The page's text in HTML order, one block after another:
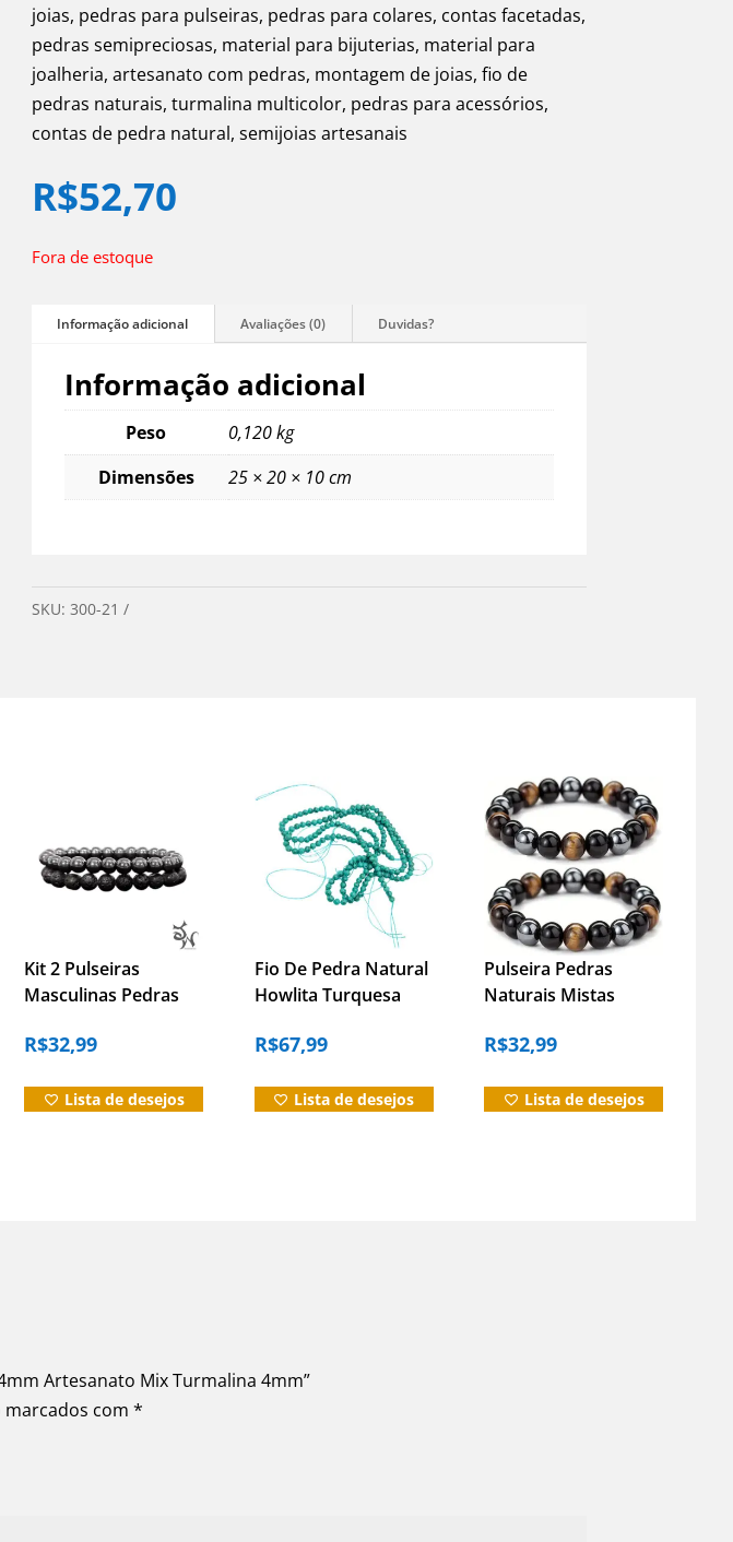
joias, pedras para pulseiras, pedras para colares, contas facetadas,
pedras semipreciosas, material para bijuterias, material para
joalheria, artesanato com pedras, montagem de joias, fio de
pedras naturais, turmalina multicolor, pedras para acessórios,
contas de pedra natural, semijoias artesanais
R$52,70
Fora de estoque
Informação adicional Avaliações (0)
Informação adicional
Peso
0,120 kg
Dimensões
25 × 20 × 10 cm
SKU: 300-21
Kit 2 Pulseiras
Masculinas Pedras
8mm
R$32,99
Lista de desejos
Fio De Pedra Natural
Howlita Turquesa
Contas Howlita
R$67,99
Lista de desejos
Pulseira Pedras
Naturais Mistas
De Tigre
R$32,99
Lista de desejos
Artesanato Mix Turmalina 4mm”
marcados com*